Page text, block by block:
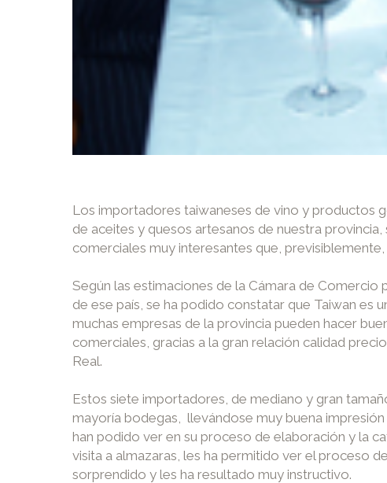
Los importadores taiwaneses de vino y productos
de aceites y quesos artesanos de nuestra
comerciales muy interesantes que,
Según las estimaciones de la Cámara de
de ese país, se ha podido constatar que Taiwan es
muchas empresas de la provincia pueden hacer
comerciales, gracias a la gran relación calidad
Real.
Estos siete importadores, de mediano y gran
mayoría bodegas, llevándose muy buena
han podido ver en su proceso de elaboración y la
visita a almazaras, les ha permitido ver el proceso
sorprendido y les ha resultado muy instructivo.